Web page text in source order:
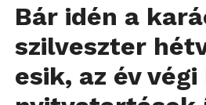
Bár idén a
szilveszter
esik, az év